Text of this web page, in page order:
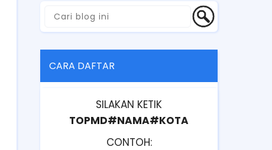
CARA DAFTAR
SILAKAN KETIK
TOPMD#NAMA#KOTA
CONTOH: